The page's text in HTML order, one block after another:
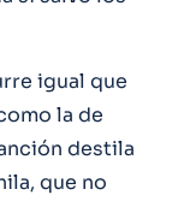
igual que
la de
destila
que no